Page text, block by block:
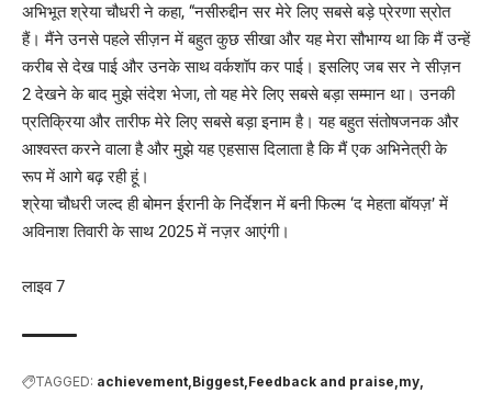
अभिभूत श्रेया चौधरी ने कहा, “नसीरुद्दीन सर मेरे लिए सबसे बड़े प्रेरणा स्रोत
हैं। मैंने उनसे पहले सीज़न में बहुत कुछ सीखा और यह मेरा सौभाग्य था कि मैं उन्हें
करीब से देख पाई और उनके साथ वर्कशॉप कर पाई। इसलिए जब सर ने सीज़न
2 देखने के बाद मुझे संदेश भेजा, तो यह मेरे लिए सबसे बड़ा सम्मान था। उनकी
प्रतिक्रिया और तारीफ मेरे लिए सबसे बड़ा इनाम है। यह बहुत संतोषजनक और
आश्वस्त करने वाला है और मुझे यह एहसास दिलाता है कि मैं एक अभिनेत्री के
रूप में आगे बढ़ रही हूं।
श्रेया चौधरी जल्द ही बोमन ईरानी के निर्देशन में बनी फिल्म ‘द मेहता बॉयज़’ में
अविनाश तिवारी के साथ 2025 में नज़र आएंगी।
लाइव 7
TAGGED: achievement Biggest Feedback and praise my